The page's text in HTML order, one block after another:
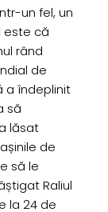
un fel, un
este că
rând
de
a îndeplinit
să
lăsat
de
să le
Raliul
la 24 de